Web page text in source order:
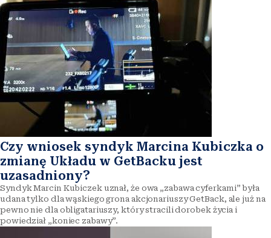
Czy wniosek syndyk Marcina Kubiczka o
zmianę Układu w GetBacku jest
uzasadniony?
Syndyk Marcin Kubiczek uznał, że owa „zabawa cyferkami” była
udana tylko dla wąskiego grona akcjonariuszy GetBack, ale już na
pewno nie dla obligatariuszy, który stracili dorobek życia i
powiedział „koniec zabawy”.